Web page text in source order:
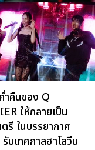
ำคืนของ Q
ให้กลายเป็น
รี ในบรรยากาศ
เทศกาลฮาโลวีน